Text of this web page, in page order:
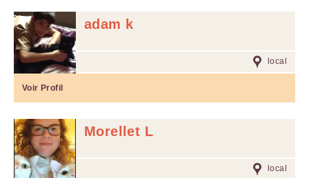
adam k
local
Voir Profil
Morellet L
local